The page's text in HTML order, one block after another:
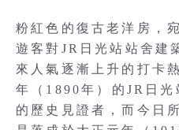
粉紅色的復古老洋房，
遊客對JR日光站站舍建
來人氣逐漸上升的打卡
年（1890年）的JR日光
的歷史見證者，而今日